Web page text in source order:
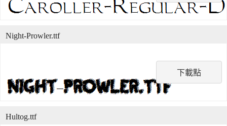
下載點
Night-Prowler.ttf
Hultog.ttf